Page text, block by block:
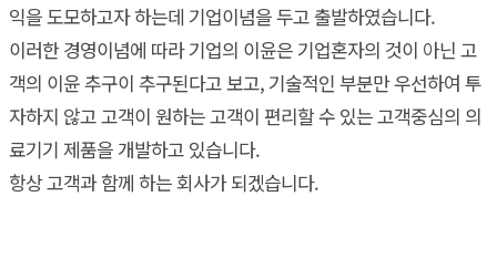
익을 도모하고자 하는데 기업이념을 두고 출발하였습니다.
이러한 경영이념에 따라 기업의 이윤은 기업혼자의 것이 아닌 고
객의 이윤 추구이 추구된다고 보고, 기술적인 부분만 우선하여 투
자하지 않고 고객이 원하는 고객이 편리할 수 있는 고객중심의 의
료기기 제품을 개발하고 있습니다.
항상 고객과 함께 하는 회사가 되겠습니다.